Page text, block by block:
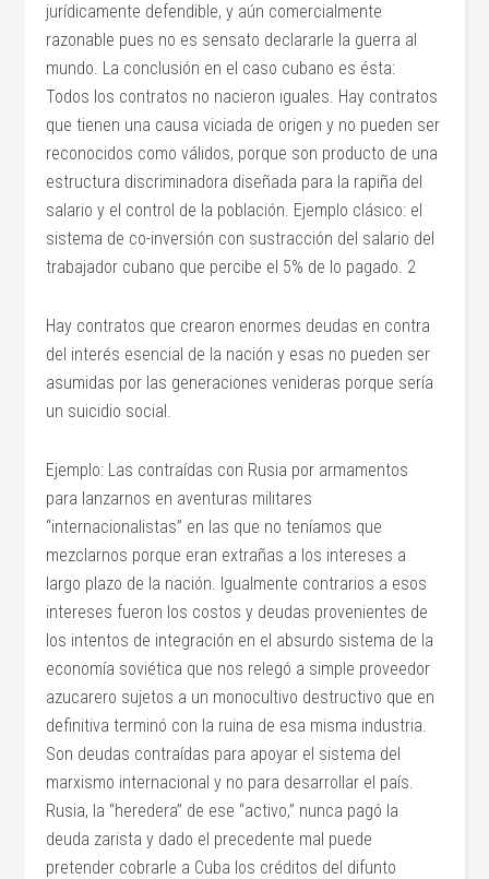
jurídicamente defendible, y aún comercialmente
razonable pues no es sensato declararle la guerra al
mundo. La conclusión en el caso cubano es ésta:
Todos los contratos no nacieron iguales. Hay contratos
que tienen una causa viciada de origen y no pueden ser
reconocidos como válidos, porque son producto de una
estructura discriminadora diseñada para la rapiña del
salario y el control de la población. Ejemplo clásico: el
sistema de co-inversión con sustracción del salario del
trabajador cubano que percibe el 5% de lo pagado. 2
Hay contratos que crearon enormes deudas en contra
del interés esencial de la nación y esas no pueden ser
asumidas por las generaciones venideras porque sería
un suicidio social.
Ejemplo: Las contraídas con Rusia por armamentos
para lanzarnos en aventuras militares
“internacionalistas” en las que no teníamos que
mezclarnos porque eran extrañas a los intereses a
largo plazo de la nación. Igualmente contrarios a esos
intereses fueron los costos y deudas provenientes de
los intentos de integración en el absurdo sistema de la
economía soviética que nos relegó a simple proveedor
azucarero sujetos a un monocultivo destructivo que en
definitiva terminó con la ruina de esa misma industria.
Son deudas contraídas para apoyar el sistema del
marxismo internacional y no para desarrollar el país.
Rusia, la “heredera” de ese “activo,” nunca pagó la
deuda zarista y dado el precedente mal puede
pretender cobrarle a Cuba los créditos del difunto